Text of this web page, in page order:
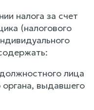
налога за счет
(налогового
лица
органа, выдавшего